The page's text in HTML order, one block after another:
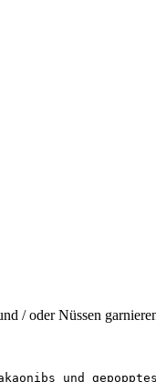
/ oder Nüssen
und